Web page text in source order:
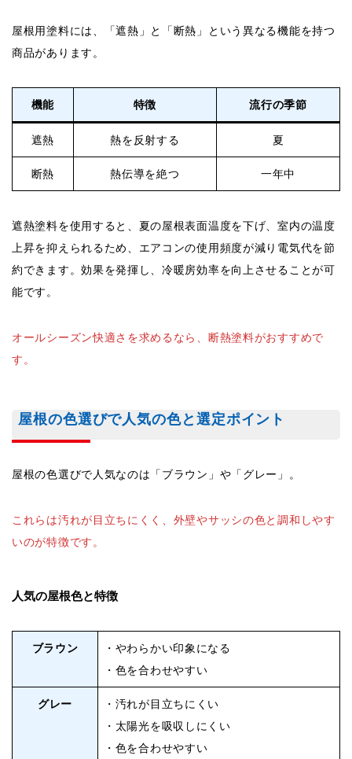
屋根用塗料には、「遮熱」と「断熱」という異なる機能を持つ
商品があります。
機能 特徴 流行の季節
遮熱 熱を反射する 夏
断熱 熱伝導を絶つ 一年中
遮熱塗料を使用すると、夏の屋根表面温度を下げ、室内の温度
上昇を抑えられるため、エアコンの使用頻度が減り電気代を節
約できます。効果を発揮し、冷暖房効率を向上させることが可
能です。
オールシーズン快適さを求めるなら、断熱塗料がおすすめで
す。
屋根の色選びで人気の色と選定ポイント
屋根の色選びで人気なのは「ブラウン」や「グレー」。
これらは汚れが目立ちにくく、外壁やサッシの色と調和しやす
いのが特徴です。
人気の屋根色と特徴
ブラウン
・やわらかい印象になる
・色を合わせやすい
グレー
・汚れが目立ちにくい
・太陽光を吸収しにくい
・色を合わせやすい